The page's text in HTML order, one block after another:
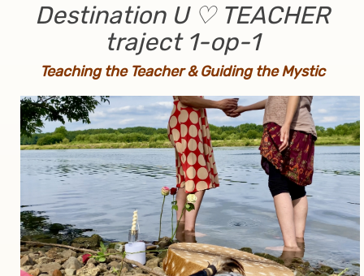
Destination U ♡ TEACHER
traject 1-op-1
Teaching the Teacher & Guiding the Mystic